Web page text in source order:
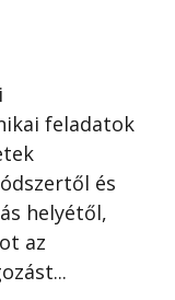
feladatok
és
helyétől,
az